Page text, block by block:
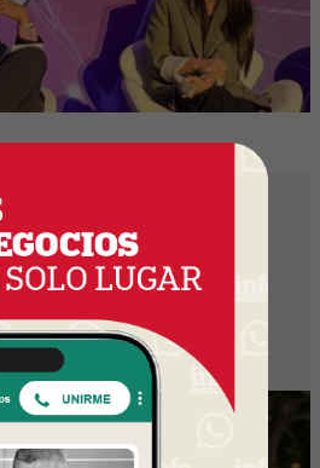
a discutir las reglas
autónoma (¿Quién
conductor choca?)